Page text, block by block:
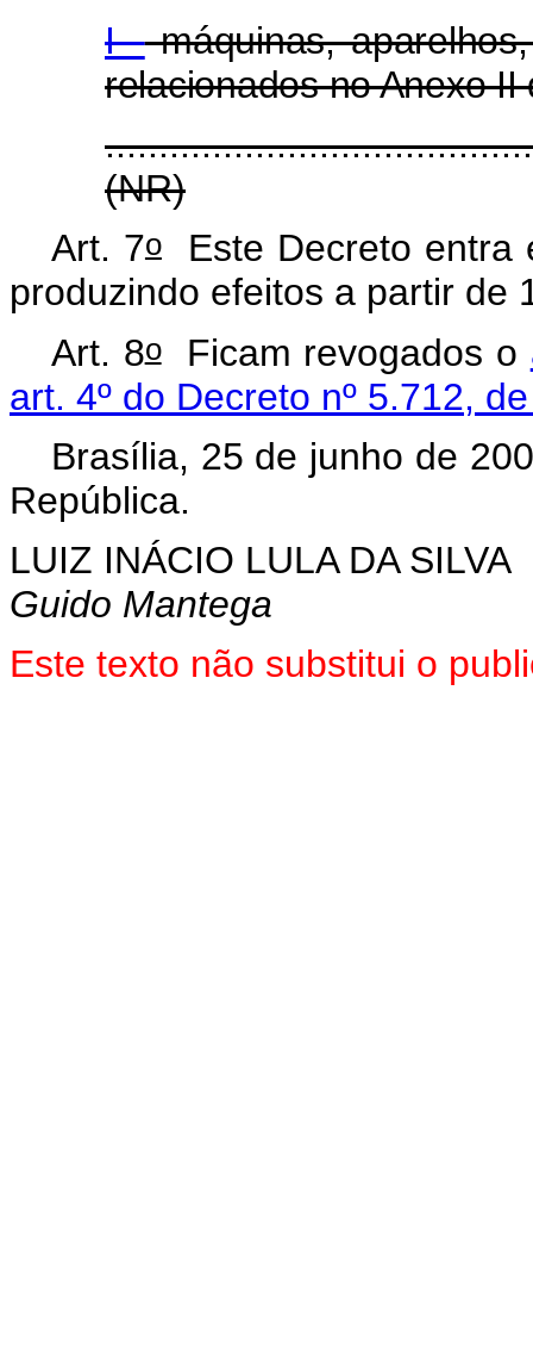
I -máquinas,
relacionados no Anexo II
(NR)
Art. 7oEste Decreto entra
produzindo efeitos a partir de
Art. 8oFicam revogados o
art. 4º do Decreto nº 5.712,
Brasília, 25 de junho de
República.
LUIZ INÁCIO LULA DA SILVA
Guido Mantega
Este texto não substitui o